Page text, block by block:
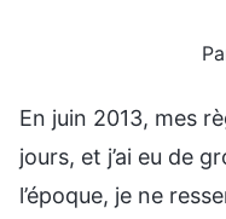
En juin 2013, mes
jours, et j’ai eu de
l’époque, je ne